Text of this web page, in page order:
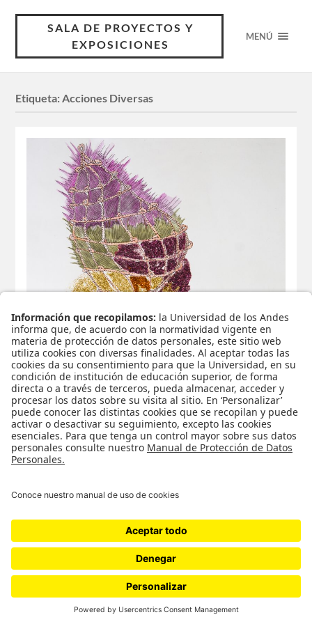
SALA DE PROYECTOS Y
EXPOSICIONES
MENÚ
Etiqueta:Acciones Diversas
Lo Que Se Ve No Se Pregunta /
Museo Q en la Universidad de los Andes | 14 de marzo a
12 de abril | S1-206 Salir del clóset es arrogante. Pasa